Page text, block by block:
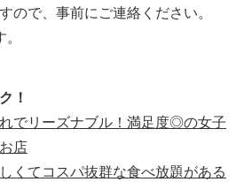
ので、事前にご連絡ください。
！
でリーズナブル！満足度◎の女子
店
くてコスパ抜群な食べ放題がある